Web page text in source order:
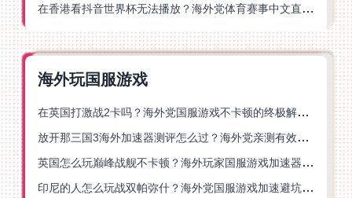
在香港看抖音世界杯无法播放？海外党体育赛事中文直播终极指南
海外玩国服游戏
在英国打激战2卡吗？海外党国服游戏不卡顿的终极解决方案
放开那三国3海外加速器测评怎么过？海外党亲测有效的国服游戏加速指南
英国怎么玩巅峰战舰不卡顿？海外玩家国服游戏加速器终极指南
印尼的人怎么玩战双帕弥什？海外党国服游戏加速避坑指南